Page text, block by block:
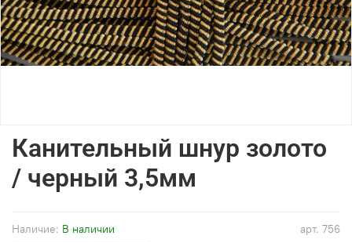
арт. 756
Наличие: В наличии
Канительный шнур золото
/ черный 3,5мм